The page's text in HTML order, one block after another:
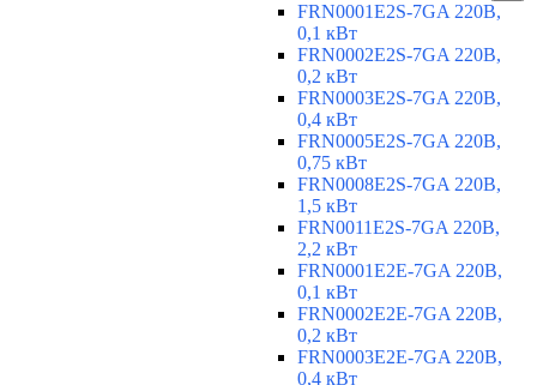
FRN0001E2S-7GA 220В,
0,1 кВт
FRN0002E2S-7GA 220В,
0,2 кВт
FRN0003E2S-7GA 220В,
0,4 кВт
FRN0005E2S-7GA 220В,
0,75 кВт
FRN0008E2S-7GA 220В,
1,5 кВт
FRN0011E2S-7GA 220В,
2,2 кВт
FRN0001E2E-7GA 220В,
0,1 кВт
FRN0002E2E-7GA 220В,
0,2 кВт
FRN0003E2E-7GA 220В,
0,4 кВт